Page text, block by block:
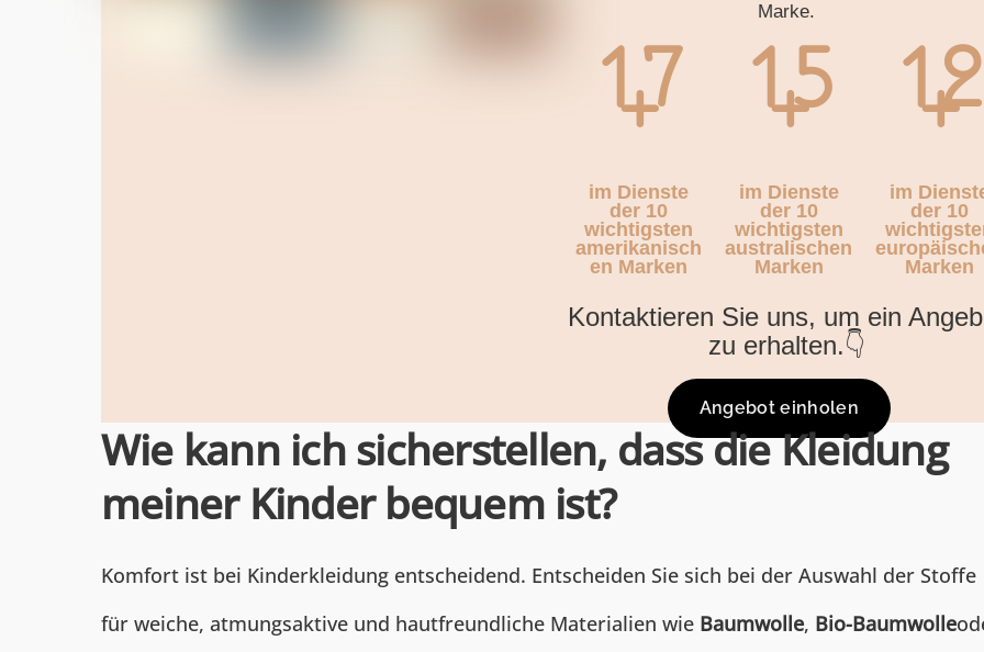
Marke.
17
+
im Dienste
der 10
wichtigsten
amerikanisch
en Marken
15
+
im Dienste
der 10
wichtigsten
australischen
Marken
12
+
im
der 10
Marken
Kontaktieren Sie uns, um ein
zu erhalten.👇
Angebot einholen
Wie kann ich sicherstellen, dass die Kleidung
meiner Kinder bequem ist?
Komfort ist bei Kinderkleidung entscheidend. Entscheiden Sie sich bei der Auswahl der Stoffe
für weiche, atmungsaktive und hautfreundliche Materialien wie Baumwolle, Bio-Baumwolle